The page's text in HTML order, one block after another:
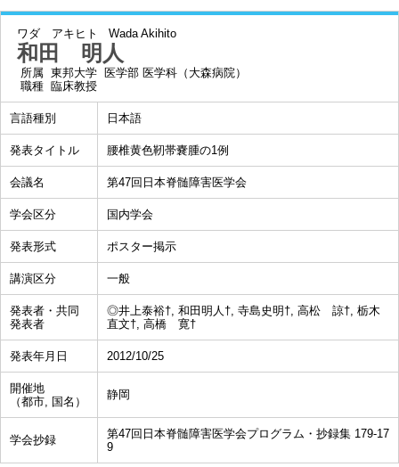
ワダ アキヒト Wada Akihito
和田 明人
所属 東邦大学 医学部 医学科（大森病院）
職種 臨床教授
言語種別 日本語
発表タイトル 腰椎黄色靭帯嚢腫の1例
会議名 第47回日本脊髄障害医学会
学会区分 国内学会
発表形式 ポスター掲示
講演区分 一般
発表者・共同
発表者
◎井上泰裕†, 和田明人†, 寺島史明†, 高松 諒†, 栃木
直文†, 高橋 寛†
発表年月日 2012/10/25
開催地
（都市, 国名）
静岡
学会抄録
第47回日本脊髄障害医学会プログラム・抄録集 179-17
9